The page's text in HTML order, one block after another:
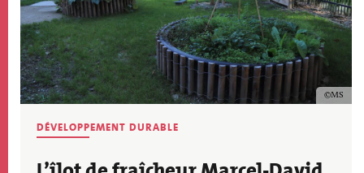
MS
DÉVELOPPEMENT DURABLE